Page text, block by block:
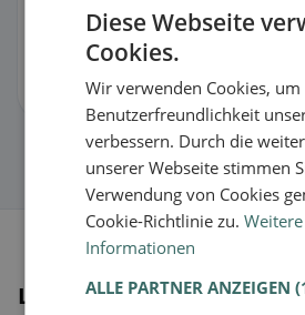
🏪 Rivendica la
Così puoi gestire orari, menu e
Luoghi nelle vicinanze
Diese Webseite
Cookies.
Wir verwenden Cookies, um
Benutzerfreundlichkeit
verbessern. Durch die
unserer Webseite stimmen
Verwendung von Cookies
Cookie-Richtlinie zu.Weitere
Informationen
ALLE PARTNER ANZEIGEN